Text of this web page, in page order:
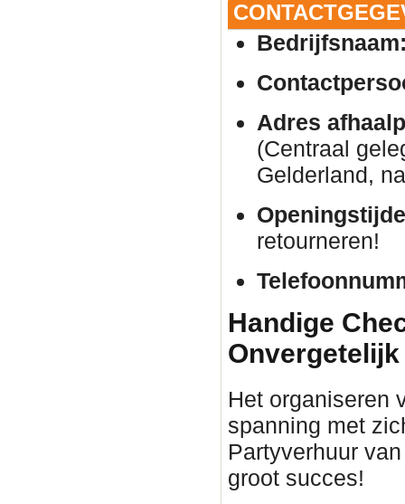
Adres
(Centraal
Gelderland,
retourneren!
Handige
Het organiseren
spanning met
Partyverhuur
groot succes!